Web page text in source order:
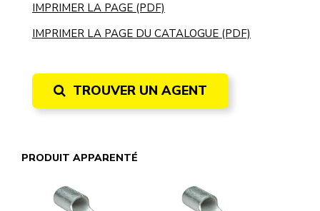
IMPRIMER LA PAGE (PDF)
IMPRIMER LA PAGE DU CATALOGUE (PDF)
TROUVER UN AGENT
PRODUIT APPARENTÉ